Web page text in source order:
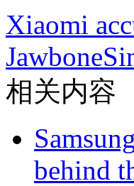
Xiaomi
Jawbone
相关内容
behind